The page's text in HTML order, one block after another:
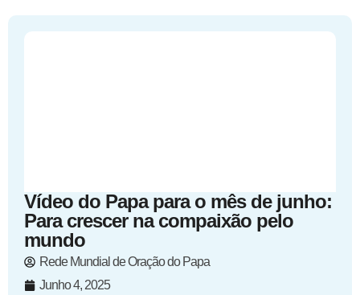
Vídeo do Papa para o mês de junho:
Para crescer na compaixão pelo
mundo
Rede Mundial de Oração do Papa
Junho 4, 2025